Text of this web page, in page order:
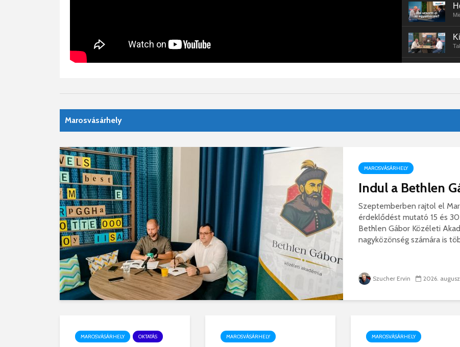
Marosvásárhely
MAROSVÁSÁRHELY
Indul a Bethlen
Szeptemberben rajtol el
érdeklődést mutató 15 és
Bethlen Gábor Közéleti
nagyközönség számára is
Szucher Ervin 2026.
MAROSVÁSÁRHELY OKTATÁS MAROSVÁSÁRHELY MAROSVÁSÁRHELY